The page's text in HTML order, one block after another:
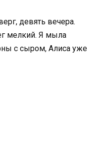
девять вечера.
мелкий. Я мыла
с сыром, Алиса уже